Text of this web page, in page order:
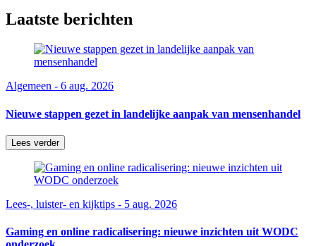
Laatste berichten
Algemeen - 6 aug. 2026
Nieuwe stappen gezet in landelijke aanpak van mensenhandel
Lees verder
Lees-, luister- en kijktips - 5 aug. 2026
Gaming en online radicalisering: nieuwe inzichten uit WODC